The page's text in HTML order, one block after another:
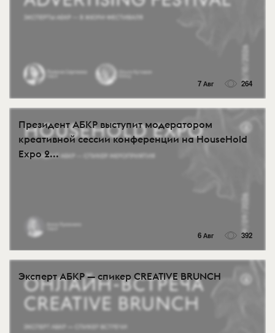
7 Авг 264
Президент АБКР выступит модератором
креативной сессии конференции на HouseHold
Expo 2...
6 Авг 392
Эксперт АБКР — спикер CREATIVE BRUNCH